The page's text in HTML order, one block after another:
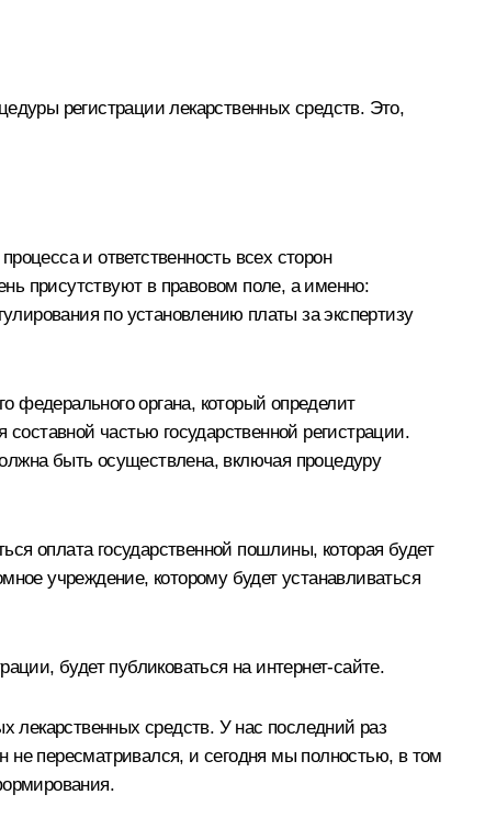
регистрации лекарственных средств. Это,
и ответственность всех сторон
присутствуют в правовом поле, а именно:
по установлению платы за экспертизу
федерального органа, который определит
частью государственной регистрации.
быть осуществлена, включая процедуру
оплата государственной пошлины, которая будет
учреждение, которому будет устанавливаться
будет публиковаться на интернет-сайте.
лекарственных средств. У нас последний раз
не пересматривался, и сегодня мы полностью, в том